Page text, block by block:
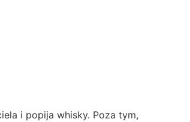
i popija whisky. Poza tym,